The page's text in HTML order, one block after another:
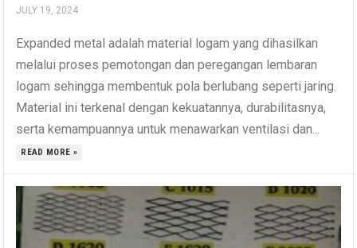
JULY 19, 2024
Expanded metal adalah material logam yang dihasilkan
melalui proses pemotongan dan peregangan lembaran
logam sehingga membentuk pola berlubang seperti jaring.
Material ini terkenal dengan kekuatannya, durabilitasnya,
serta kemampuannya untuk menawarkan ventilasi dan...
READ MORE »